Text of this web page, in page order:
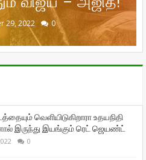
31, 2022 0
29, 2022 0
28, 2022 0
29, 2022 0
16, 2022 0
வெளியிடுகிறாரா உதயநிதி
இருந்து இயங்கும் ரெட் ஜெயண்ட்
0